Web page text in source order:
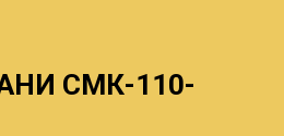
СМК-110-